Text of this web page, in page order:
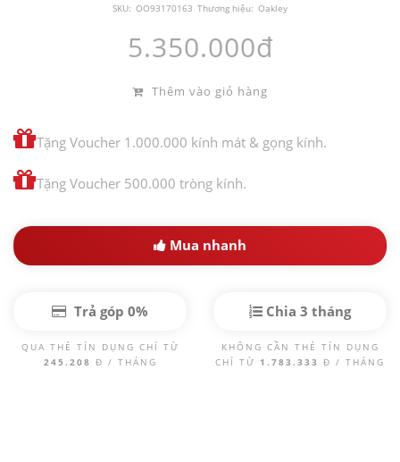
SKU: OO93170163 Thương hiệu: Oakley
5.350.000đ
Thêm vào giỏ hàng
Tặng Voucher 1.000.000 kính mát & gọng kính.
Tặng Voucher 500.000 tròng kính.
Mua nhanh
Trả góp 0%
QUA THẺ TÍN DỤNG CHỈ TỪ
245.208 Đ / THÁNG
Chia 3 tháng
KHÔNG CẦN THẺ TÍN DỤNG
CHỈ TỪ 1.783.333 Đ / THÁNG